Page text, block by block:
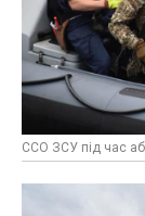
ССО ЗСУ під час